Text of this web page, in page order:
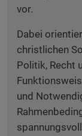
vor.
Dabei
christlichen
Politik, Recht
und